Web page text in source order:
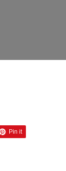
Pin it